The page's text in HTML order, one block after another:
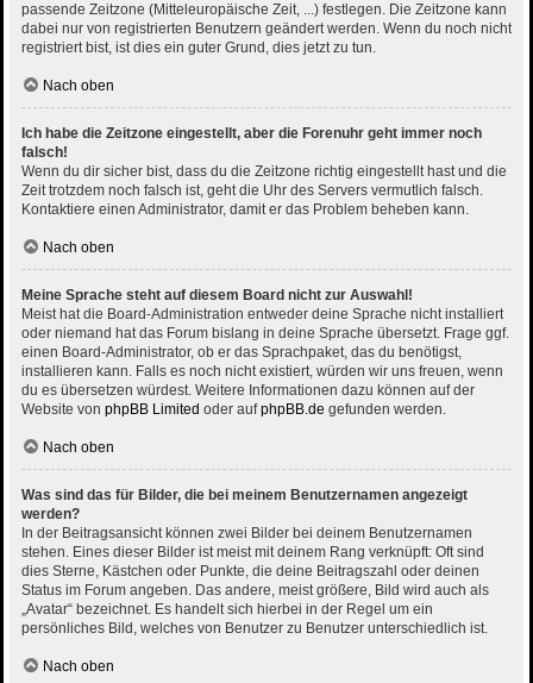
passende Zeitzone (Mitteleuropäische Zeit, ...) festlegen. Die Zeitzone kann
dabei nur von registrierten Benutzern geändert werden. Wenn du noch nicht
registriert bist, ist dies ein guter Grund, dies jetzt zu tun.
Nach oben
Ich habe die Zeitzone eingestellt, aber die Forenuhr geht immer noch
falsch!
Wenn du dir sicher bist, dass du die Zeitzone richtig eingestellt hast und die
Zeit trotzdem noch falsch ist, geht die Uhr des Servers vermutlich falsch.
Kontaktiere einen Administrator, damit er das Problem beheben kann.
Nach oben
Meine Sprache steht auf diesem Board nicht zur Auswahl!
Meist hat die Board-Administration entweder deine Sprache nicht installiert
oder niemand hat das Forum bislang in deine Sprache übersetzt. Frage ggf.
einen Board-Administrator, ob er das Sprachpaket, das du benötigst,
installieren kann. Falls es noch nicht existiert, würden wir uns freuen, wenn
du es übersetzen würdest. Weitere Informationen dazu können auf der
Website von phpBB Limited oder aufphpBB.de gefunden werden.
Nach oben
Was sind das für Bilder, die bei meinem Benutzernamen angezeigt
werden?
In der Beitragsansicht können zwei Bilder bei deinem Benutzernamen
stehen. Eines dieser Bilder ist meist mit deinem Rang verknüpft: Oft sind
dies Sterne, Kästchen oder Punkte, die deine Beitragszahl oder deinen
Status im Forum angeben. Das andere, meist größere, Bild wird auch als
„Avatar“ bezeichnet. Es handelt sich hierbei in der Regel um ein
persönliches Bild, welches von Benutzer zu Benutzer unterschiedlich ist.
Nach oben